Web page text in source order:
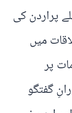
پراردن کی
میں
پر
گفتگو